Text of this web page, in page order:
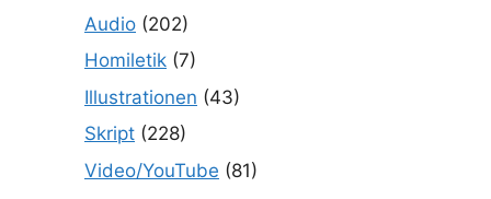
Audio (202)
Homiletik (7)
Illustrationen (43)
Skript (228)
Video/YouTube (81)